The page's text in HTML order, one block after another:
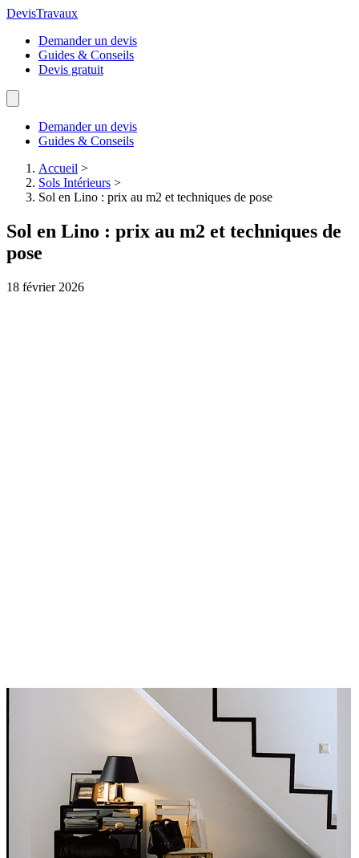
DevisTravaux
Demander un devis
Guides & Conseils
Devis gratuit
Demander un devis
Guides & Conseils
Accueil >
Sols Intérieurs >
Sol en Lino : prix au m2 et techniques de pose
Sol en Lino : prix au m2 et techniques de
pose
18 février 2026